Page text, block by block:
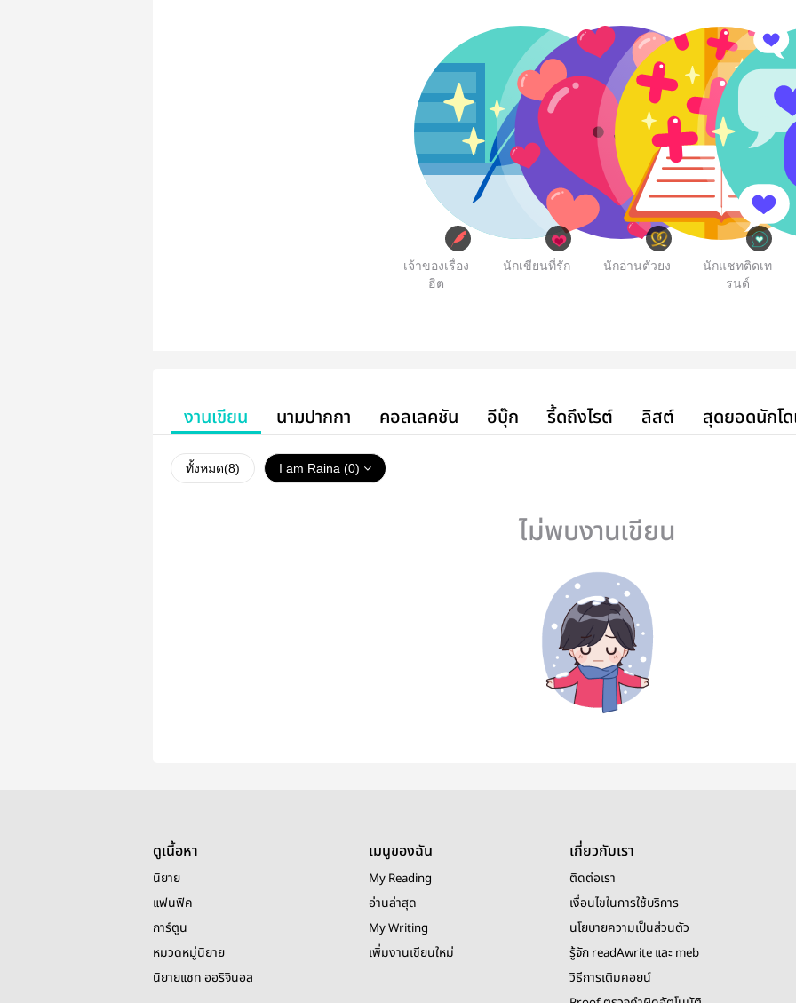
เจ้าของเรื่อง
ฮิต
นักเขียนที่รัก นักอ่านตัวยง
นักแชทติดเท
รนด์
งานเขียน นามปากกา คอลเลคชัน อีบุ๊ก รี้ดถึงไรต์ ลิสต์ สุดยอดนักโ
ทั้งหมด(8) I am Raina (0)
ไม่พบงานเขียน
ดูเนื้อหา
นิยาย
แฟนฟิค
การ์ตูน
หมวดหมู่นิยาย
นิยายแชท ออริจินอล
เมนูของฉัน
My Reading
อ่านล่าสุด
My Writing
เพิ่มงานเขียนใหม่
เกี่ยวกับเรา
ติดต่อเรา
เงื่อนไขในการใช้บริการ
นโยบายความเป็นส่วนตัว
รู้จัก readAwrite และ meb
วิธีการเติมคอยน์